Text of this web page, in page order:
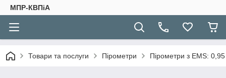
МПР-КВПіА
Товари та послуги Пірометри Пірометри з EMS: 0,95